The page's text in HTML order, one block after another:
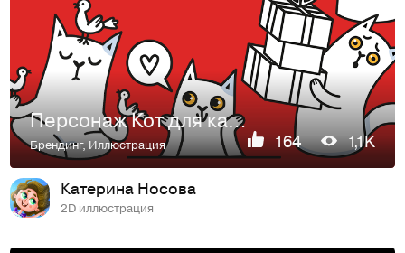
Персонаж Кот для канала по английскому языку
Брендинг,Иллюстрация 164 1,1K
Катерина Носова
2D иллюстрация